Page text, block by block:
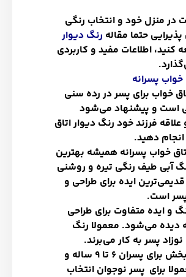
در منزل خود و انتخاب رنگی
حتما مقاله رنگ دیوار
کنید، اطلاعات مفید و کاربردی
پسرانه
خواب برای پسر در رده سنی
است و پیشنهاد می‌شود
فرزند خود رنگ دیوار اتاق
انجام دهید.
خواب پسرانه همیشه بهترین
آبی طیف رنگی تیره و روشنی
ایده برای طراحی و
است.
و ایده متفاوت برای طراحی
دیده می‌شود. معمولا رنگ
نوزاد پسر به کار می‌برند.
رنگ‌های آرامش بخش برای پسران 6 تا 9 ساله و
برای پسر نوجوان انتخاب